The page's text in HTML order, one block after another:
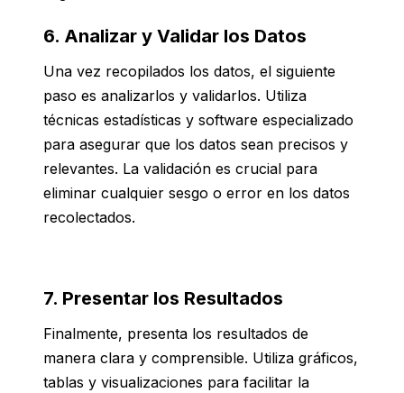
6. Analizar y Validar los Datos
Una vez recopilados los datos, el siguiente
paso es analizarlos y validarlos. Utiliza
técnicas estadísticas y software especializado
para asegurar que los datos sean precisos y
relevantes. La validación es crucial para
eliminar cualquier sesgo o error en los datos
recolectados.
7. Presentar los Resultados
Finalmente, presenta los resultados de
manera clara y comprensible. Utiliza gráficos,
tablas y visualizaciones para facilitar la